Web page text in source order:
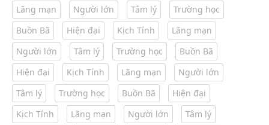
Lãng mạn
Người lớn Tâm lý
Trường học
Buồn Bã
Hiện đại Kịch Tính
Lãng mạn
Người lớn
Tâm lý Trường học
Buồn Bã
Hiện đại
Kịch Tính Lãng mạn
Người lớn
Tâm lý
Trường học Buồn Bã
Hiện đại
Kịch Tính
Lãng mạn Người lớn
Tâm lý